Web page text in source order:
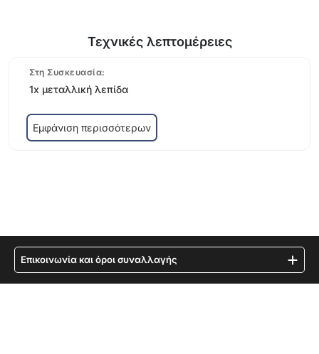
Τεχνικές λεπτομέρειες
Στη Συσκευασία:
1x μεταλλική λεπίδα
Εμφάνιση περισσότερων
Επικοινωνία και όροι συναλλαγής